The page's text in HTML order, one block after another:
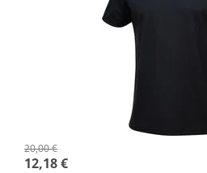
20,00 €
12,18 €